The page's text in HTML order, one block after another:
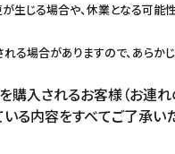
生じる場合や、休業となる可能
る場合がありますので、あらか
入されるお客様（お連れ
いる内容をすべてご了承い